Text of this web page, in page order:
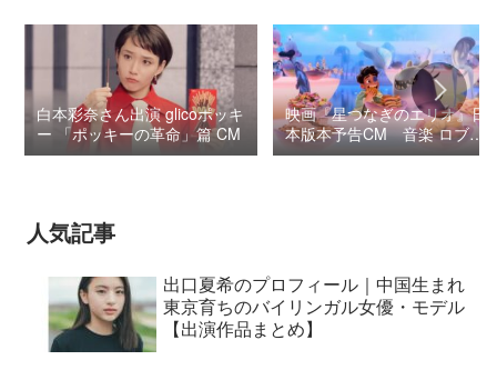
白本彩奈さん出演 glicoポッキ
ー 「ポッキーの革命」篇 CM
映画『星つなぎのエリオ』日
本版本予告CM 音楽 ロブ・
シモンセン /
人気記事
出口夏希のプロフィール｜中国生まれ
東京育ちのバイリンガル女優・モデル
【出演作品まとめ】